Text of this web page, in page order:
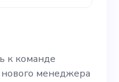
чем 20-
к команде
нового менеджера